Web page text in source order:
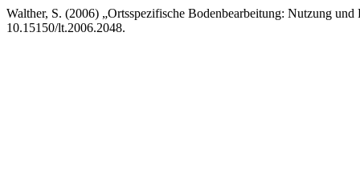
Walther, S. (2006) „Ortsspezifische Bodenbearbeitung: Nutzung und
10.15150/lt.2006.2048.